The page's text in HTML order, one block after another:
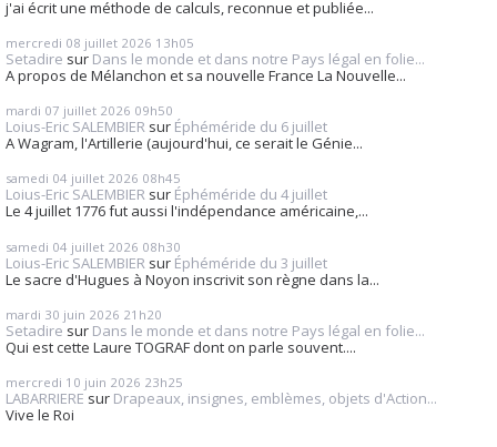
j'ai écrit une méthode de calculs, reconnue et publiée...
mercredi 08 juillet 2026 13h05
Setadire sur Dans le monde et dans notre Pays légal en folie...
A propos de Mélanchon et sa nouvelle France La Nouvelle...
mardi 07 juillet 2026 09h50
Loius-Eric SALEMBIER sur Éphéméride du 6 juillet
A Wagram, l'Artillerie (aujourd'hui, ce serait le Génie...
samedi 04 juillet 2026 08h45
Loius-Eric SALEMBIER sur Éphéméride du 4 juillet
Le 4 juillet 1776 fut aussi l'indépendance américaine,...
samedi 04 juillet 2026 08h30
Loius-Eric SALEMBIER sur Éphéméride du 3 juillet
Le sacre d'Hugues à Noyon inscrivit son règne dans la...
mardi 30 juin 2026 21h20
Setadire sur Dans le monde et dans notre Pays légal en folie...
Qui est cette Laure TOGRAF dont on parle souvent....
mercredi 10 juin 2026 23h25
LABARRIERE sur Drapeaux, insignes, emblèmes, objets d'Action...
Vive le Roi